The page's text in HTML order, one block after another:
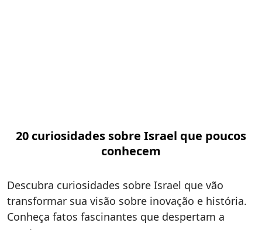
20 curiosidades sobre Israel que poucos
conhecem
Descubra curiosidades sobre Israel que vão
transformar sua visão sobre inovação e história.
Conheça fatos fascinantes que despertam a